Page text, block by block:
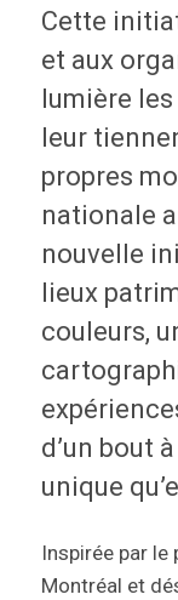
Cette
et aux
lumière
leur
propres
nationale
nouvelle
lieux
couleurs,
d’un bout
unique
Inspirée par le
Montréal et